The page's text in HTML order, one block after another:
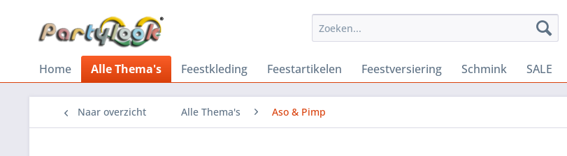
Home Alle Thema's Feestkleding Feestartikelen Feestversiering Schmink SALE
Naar overzicht Alle Thema's Aso & Pimp